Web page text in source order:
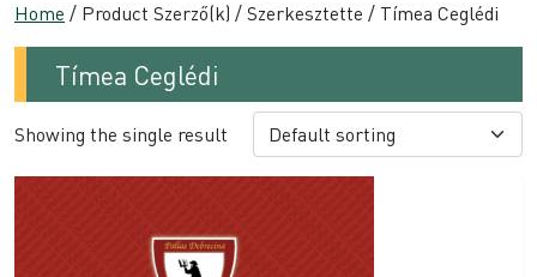
Home / Product Szerző(k) / Szerkesztette / Tímea Ceglédi
Tímea Ceglédi
Showing the single result